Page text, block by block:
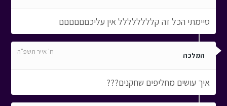
סיימתי הכל זה קלללללללל אין עליכםםםםםם
המלכה ח' אייר תשפ"ה
איך עושים מחליפים שחקנים???